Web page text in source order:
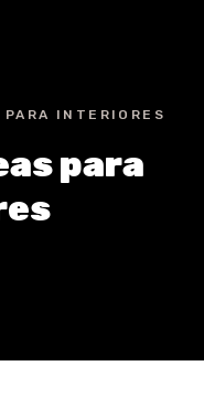
PARA INTERIORES
para